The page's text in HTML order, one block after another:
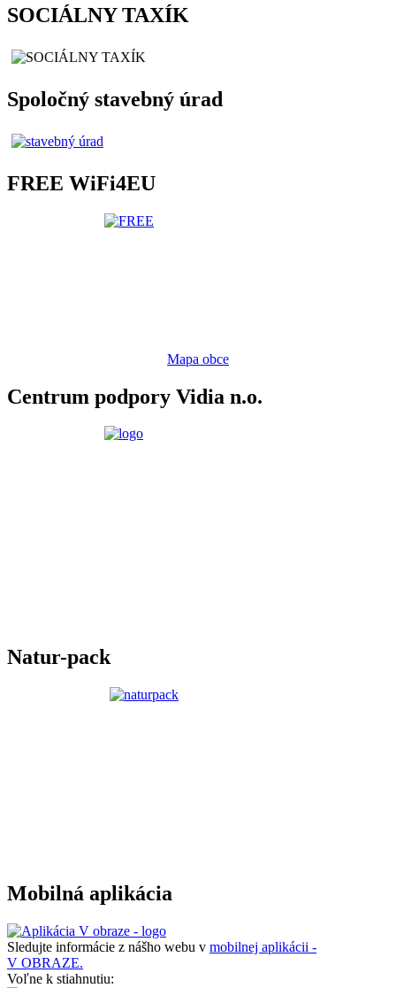
SOCIÁLNY TAXÍK
Spoločný stavebný úrad
FREE WiFi4EU
Mapa obce
Centrum podpory Vidia n.o.
Natur-pack
Mobilná aplikácia
Sledujte informácie z nášho webu v mobilnej aplikácii -
V OBRAZE.
Voľne k stiahnutiu: